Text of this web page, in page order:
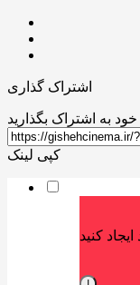
اشتراک گذاری
کپی لینک